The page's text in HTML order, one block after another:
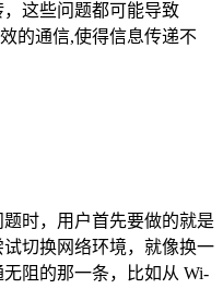
这些问题都可能导致
的通信,使得信息传递不
题时，用户首先要做的就是
切换网络环境，就像换一
阻的那一条，比如从 Wi-